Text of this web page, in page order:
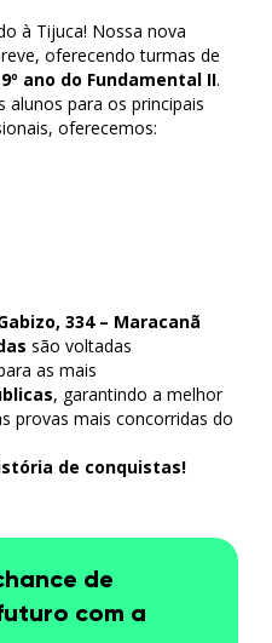
à Tijuca! Nossa nova
oferecendo turmas de
ano do Fundamental II.
para os principais
oferecemos:
334 – Maracanã
são voltadas
as mais
, garantindo a melhor
provas mais concorridas do
de conquistas!
de
com a